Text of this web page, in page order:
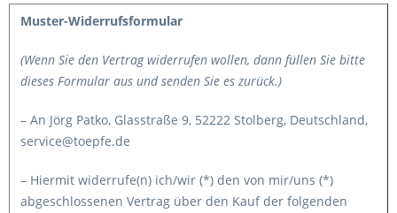
Muster-Widerrufsformular
(Wenn Sie den Vertrag widerrufen wollen, dann füllen Sie bitte
dieses Formular aus und senden Sie es zurück.)
– An Jörg Patko, Glasstraße 9, 52222 Stolberg, Deutschland,
service@toepfe.de
– Hiermit widerrufe(n) ich/wir (*) den von mir/uns (*)
abgeschlossenen Vertrag über den Kauf der folgenden